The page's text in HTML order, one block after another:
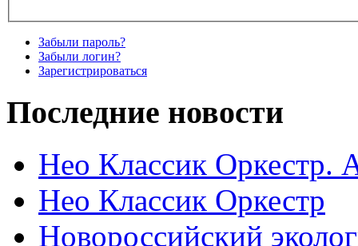
Забыли пароль?
Забыли логин?
Зарегистрироваться
Последние новости
Нео Классик Оркестр.
Нео Классик Оркестр
Новороссийский